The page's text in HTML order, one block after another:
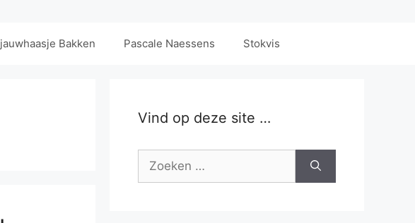
Bakken Pascale Naessens Stokvis
Vind op deze site …
Zoek